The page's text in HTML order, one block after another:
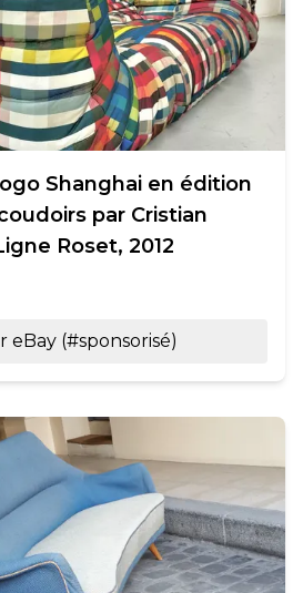
Shanghai en édition
par Cristian
Roset, 2012
eBay (#sponsorisé)